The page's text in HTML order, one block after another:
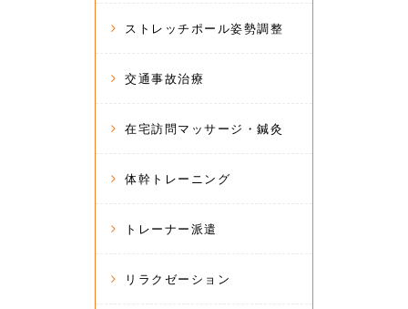
ストレッチポール姿勢調整
交通事故治療
在宅訪問マッサージ・鍼灸
体幹トレーニング
トレーナー派遣
リラクゼーション